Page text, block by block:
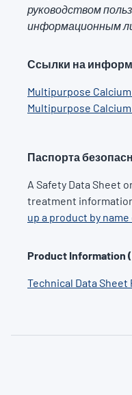
руководством
информационным
Ссылки на
Multipurpose
Multipurpose Calcium
Паспорта
A Safety Data Sheet
treatment
up a product by
Product Information
Technical Data Sheet